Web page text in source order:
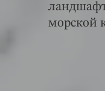
морской